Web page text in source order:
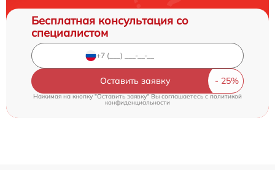
Бесплатная консультация со
специалистом
Оставить заявку
Нажимая на кнопку "Оставить заявку" Вы соглашаетесь cполитикой
конфиденциальности